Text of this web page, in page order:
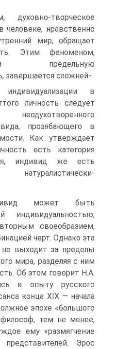
духовно-творческое
человеке, нравственно
мир, обращает
Этим феноменом,
предельную
завершается сложней-
в
личность следует
прозябающего в
Как утверждает
есть категория
индивид же есть
может быть
индивидуальностью,
своеобразием,
черт. Однако эта
не выходит за пределы
мира, разделяя с ним
Об этом говорит Н.А.
к опыту русского
конца XIX — начала
эпохе «большого
тем не менее,
ему «размягчение
Эрос